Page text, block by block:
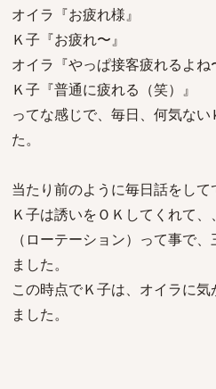
オイラ『お疲れ様』
Ｋ子『お疲れ〜』
オイラ『やっぱ接客疲れるよね
Ｋ子『普通に疲れる（笑）』
ってな感じで、毎日、何気な
た。
当たり前のように毎日話をし
Ｋ子は誘いをＯＫしてくれて
（ローテーション）って事で
ました。
この時点でＫ子は、オイラに
ました。